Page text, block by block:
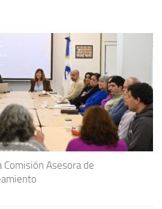
Comisión Asesora de